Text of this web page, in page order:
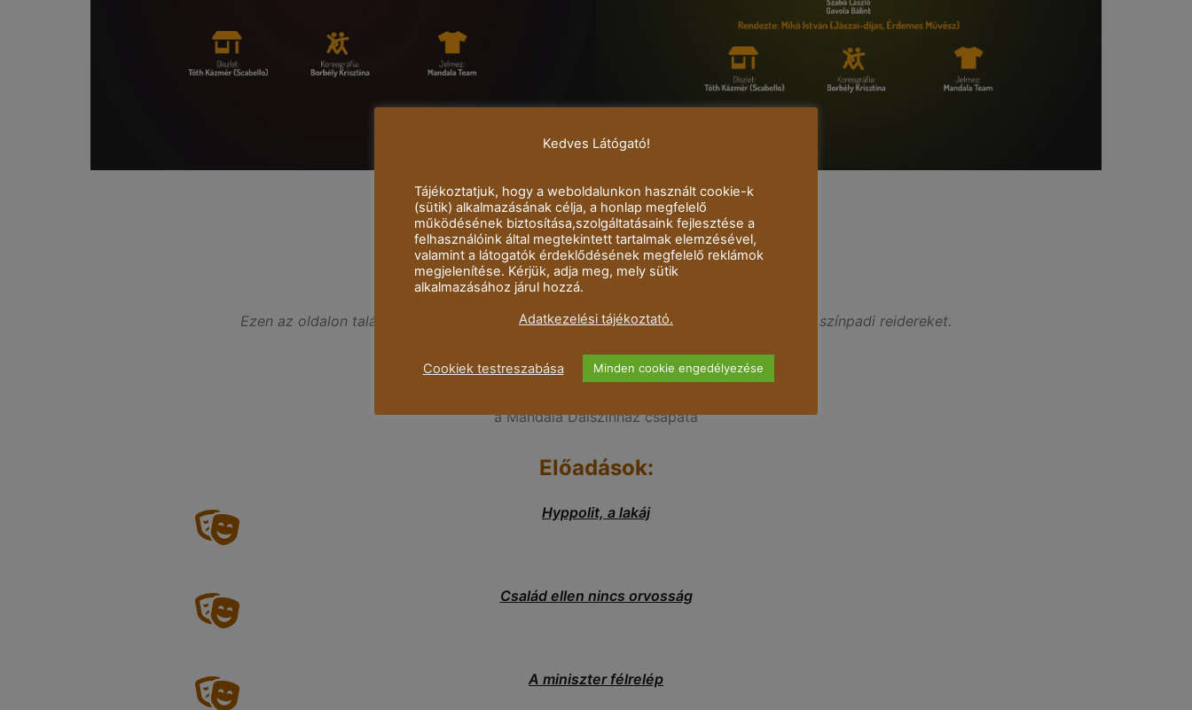
Kedves Szervezők!
Ezen az oldalon találnak az előadásainkról, fotókat, biankó plakátokat, leírásokat, és színpadi reidereket.
Sikeres szervezést kívánunk!
a Mandala Dalszínház csapata
Előadások:
Hyppolit, a lakáj
Család ellen nincs orvosság
A miniszter félrelép
Kedves Látógató!
Tájékoztatjuk, hogy a weboldalunkon használt cookie-k
(sütik) alkalmazásának célja, a honlap megfelelő
működésének biztosítása,szolgáltatásaink fejlesztése a
felhasználóink által megtekintett tartalmak elemzésével,
valamint a látogatók érdeklődésének megfelelő reklámok
megjelenítése. Kérjük, adja meg, mely sütik
alkalmazásához járul hozzá.
Adatkezelési tájékoztató.
Cookiek testreszabása Minden cookie engedélyezése